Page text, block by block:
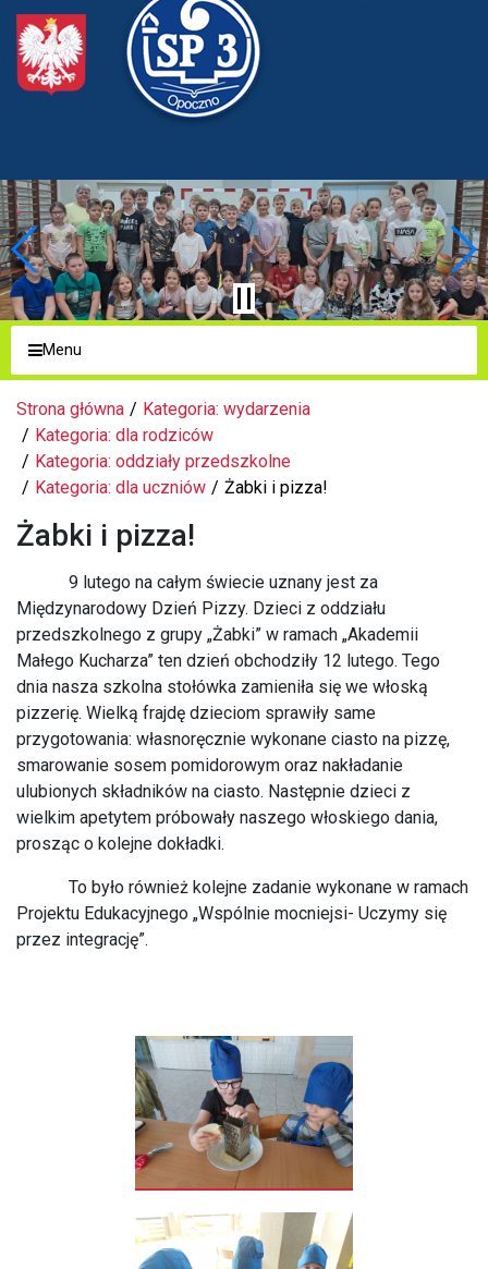
Menu
Strona główna
Kategoria: wydarzenia
Kategoria: dla rodziców
Kategoria: oddziały przedszkolne
Kategoria: dla uczniów
Żabki i pizza!
Żabki i pizza!
9 lutego na całym świecie uznany jest za
Międzynarodowy Dzień Pizzy. Dzieci z oddziału
przedszkolnego z grupy „Żabki” w ramach „Akademii
Małego Kucharza” ten dzień obchodziły 12 lutego. Tego
dnia nasza szkolna stołówka zamieniła się we włoską
pizzerię. Wielką frajdę dzieciom sprawiły same
przygotowania: własnoręcznie wykonane ciasto na pizzę,
smarowanie sosem pomidorowym oraz nakładanie
ulubionych składników na ciasto. Następnie dzieci z
wielkim apetytem próbowały naszego włoskiego dania,
prosząc o kolejne dokładki.
To było również kolejne zadanie wykonane w ramach
Projektu Edukacyjnego „Wspólnie mocniejsi- Uczymy się
przez integrację”.